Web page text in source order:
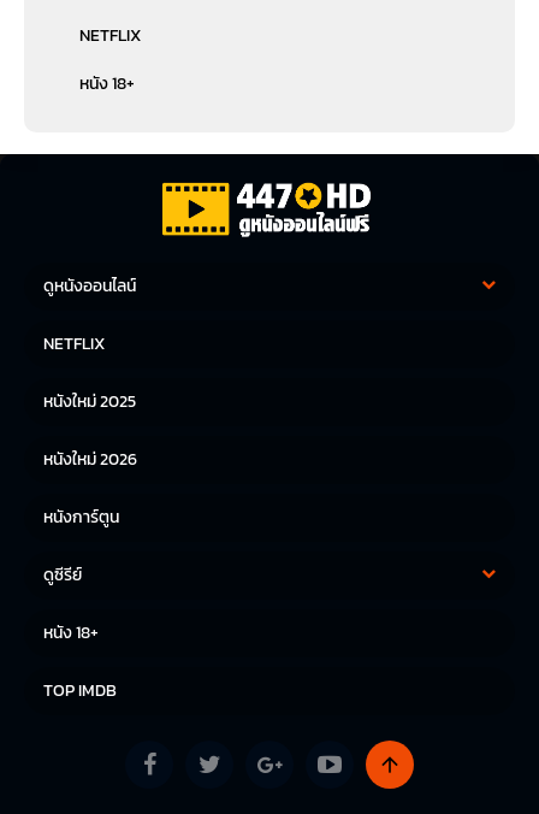
NETFLIX
หนัง 18+
ดูหนังออนไลน์
หนังญี่ปุ่น
NETFLIX
หนังใหม่ 2025
หนังใหม่ 2026
หนังการ์ตูน
ดูซีรีย์
หนัง 18+
TOP IMDB